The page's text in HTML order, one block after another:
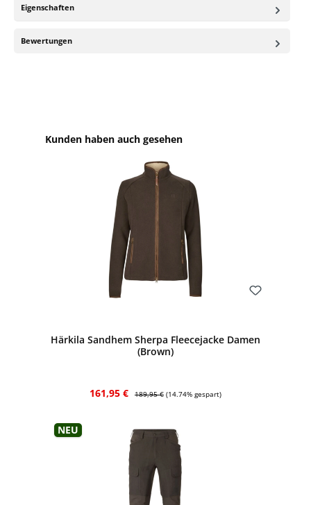
Eigenschaften
Bewertungen
Produktgalerie überspringen
Kunden haben auch gesehen
Härkila Sandhem Sherpa Fleecejacke Damen
(Brown)
Verkaufspreis:
161,95 € Regulärer Preis:
189,95 € (14.74% gespart)
Neu